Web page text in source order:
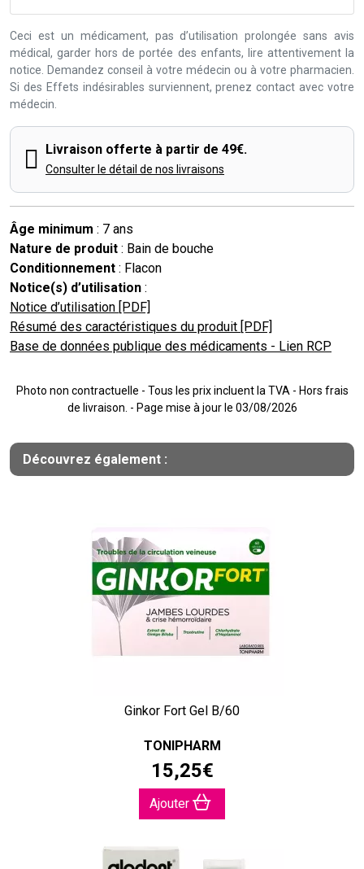
Ceci est un médicament, pas d’utilisation prolongée sans avis
médical, garder hors de portée des enfants, lire attentivement la
notice. Demandez conseil à votre médecin ou à votre pharmacien.
Si des Effets indésirables surviennent, prenez contact avec votre
médecin.
Livraison offerte à partir de 49€.
Consulter le détail de nos livraisons
Âge minimum : 7 ans
Nature de produit : Bain de bouche
Conditionnement : Flacon
Notice(s) d’utilisation :
Notice d’utilisation [PDF]
Résumé des caractéristiques du produit [PDF]
Base de données publique des médicaments - Lien RCP
Photo non contractuelle - Tous les prix incluent la TVA - Hors frais
de livraison. - Page mise à jour le 03/08/2026
Découvrez également :
Ginkor Fort Gel B/60
TONIPHARM
15,25€
Ajouter